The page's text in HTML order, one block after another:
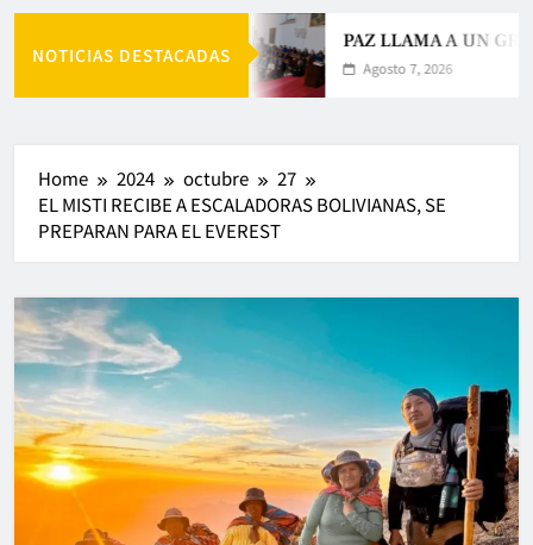
NOTICIAS DESTACADAS
PAZ LLAMA A UN
Agosto 7, 2026
Home 2024 octubre
27
EL MISTI RECIBE A ESCALADORAS BOLIVIANAS, SE
PREPARAN PARA EL EVEREST